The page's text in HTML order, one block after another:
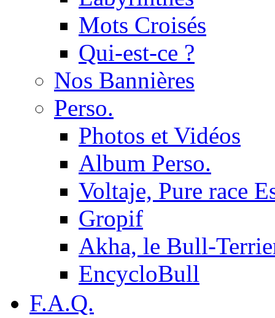
Mots Croisés
Qui-est-ce ?
Nos Bannières
Perso.
Photos et Vidéos
Album Perso.
Voltaje, Pure race
Gropif
Akha, le Bull-
EncycloBull
F.A.Q.